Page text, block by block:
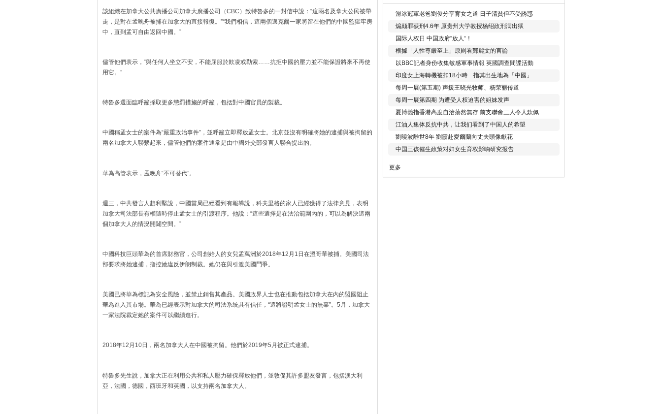
該組織在加拿大公共廣播公司加拿大廣播公司（CBC）致特魯多的一封信中說：“這兩名及拿大公民被帶
走，是對在孟晚舟被捕在加拿大的直接報復。”“我們相信，這兩個邁克爾一家將留在他們的中國監獄牢房
中，直到孟可自由返回中國。”
儘管他們表示，“與任何人坐立不安，不能屈服於欺凌或勒索……抗拒中國的壓力並不能保證將來不再使
用它。”
特魯多還面臨呼籲採取更多懲罰措施的呼籲，包括對中國官員的製裁。
中國稱孟女士的案件為“嚴重政治事件”，並呼籲立即釋放孟女士。北京並沒有明確將她的逮捕與被拘留的
兩名加拿大人聯繫起來，儘管他們的案件通常是由中國外交部發言人聯合提出的。
華為高管表示，孟晚舟“不可替代”。
週三，中共發言人趙利堅說，中國當局已經看到有報導說，科夫里格的家人已經獲得了法律意見，表明
加拿大司法部長有權隨時停止孟女士的引渡程序。他說：“這些選擇是在法治範圍內的，可以為解決這兩
個加拿大人的情況開闢空間。”
中國科技巨頭華為的首席財務官，公司創始人的女兒孟萬洲於2018年12月1日在溫哥華被捕。美國司法
部要求將她逮捕，指控她違反伊朗制裁。她仍在與引渡美國鬥爭。
美國已將華為標記為安全風險，並禁止銷售其產品。美國政界人士也在推動包括加拿大在內的盟國阻止
華為進入其市場。華為已經表示對加拿大的司法系統具有信任，“這將證明孟女士的無辜”。5月，加拿大
一家法院裁定她的案件可以繼續進行。
2018年12月10日，兩名加拿大人在中國被拘留。他們於2019年5月被正式逮捕。
特魯多先生說，加拿大正在利用公共和私人壓力確保釋放他們，並敦促其許多盟友發言，包括澳大利
亞，法國，德國，西班牙和英國，以支持兩名加拿大人。
滑冰冠軍老爸劉俊分享育女之道 日子清貧但不受誘惑
煽颠罪获刑4.6年 原贵州大学教授杨绍政刑满出狱
国际人权日 中国政府“放人“！
根據「人性尊嚴至上」原則看鄭麗文的言論
以BBC記者身份收集敏感軍事情報 英國調查間諜活動
印度女上海轉機被扣18小時 指其出生地為「中國」
每周一展(第五期) 声援王晓光牧师、杨荣丽传道
每周一展第四期 为遭受人权迫害的姐妹发声
夏博義指香港高度自治蕩然無存 前支聯會三人令人欽佩
江油人集体反抗中共，让我们看到了中国人的希望
劉曉波離世8年 劉霞赴愛爾蘭向丈夫頭像獻花
中国三孩催生政策对妇女生育权影响研究报告
更多